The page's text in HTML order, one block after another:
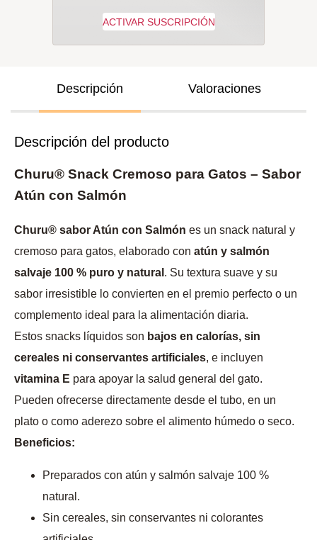
Descripción Valoraciones
Descripción del producto
Churu® Snack Cremoso para Gatos – Sabor
Atún con Salmón
Churu® sabor Atún con Salmón es un snack natural y
cremoso para gatos, elaborado con atún y salmón
salvaje 100 % puro y natural . Su textura suave y su
sabor irresistible lo convierten en el premio perfecto o un
complemento ideal para la alimentación diaria.
Estos snacks líquidos son bajos en calorías, sin
cereales ni conservantes artificiales, e incluyen
vitamina E para apoyar la salud general del gato.
Pueden ofrecerse directamente desde el tubo, en un
plato o como aderezo sobre el alimento húmedo o seco.
Beneficios:
Preparados con atún y salmón salvaje 100 %
natural.
Sin cereales, sin conservantes ni colorantes